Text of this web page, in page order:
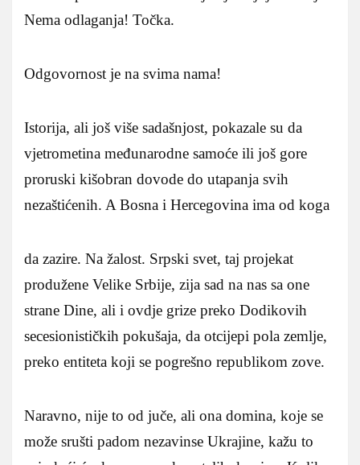
Nema odlaganja! Točka.
Odgovornost je na svima nama!
Istorija, ali još više sadašnjost, pokazale su da
vjetrometina međunarodne samoće ili još gore
proruski kišobran dovode do utapanja svih
nezaštićenih. A Bosna i Hercegovina ima od koga
da zazire. Na žalost. Srpski svet, taj projekat
produžene Velike Srbije, zija sad na nas sa one
strane Dine, ali i ovdje grize preko Dodikovih
secesionističkih pokušaja, da otcijepi pola zemlje,
preko entiteta koji se pogrešno republikom zove.
Naravno, nije to od juče, ali ona domina, koje se
može srušti padom nezavinse Ukrajine, kažu to